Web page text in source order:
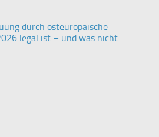
durch osteuropäische
legal ist – und was nicht